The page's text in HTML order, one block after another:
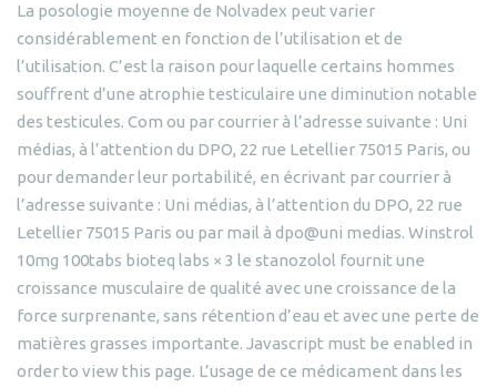
La posologie moyenne de Nolvadex peut varier
considérablement en fonction de l’utilisation et de
l’utilisation. C’est la raison pour laquelle certains hommes
souffrent d’une atrophie testiculaire une diminution notable
des testicules. Com ou par courrier à l’adresse suivante : Uni
médias, à l’attention du DPO, 22 rue Letellier 75015 Paris, ou
pour demander leur portabilité, en écrivant par courrier à
l’adresse suivante : Uni médias, à l’attention du DPO, 22 rue
Letellier 75015 Paris ou par mail à dpo@uni medias. Winstrol
10mg 100tabs bioteq labs × 3 le stanozolol fournit une
croissance musculaire de qualité avec une croissance de la
force surprenante, sans rétention d’eau et avec une perte de
matières grasses importante. Javascript must be enabled in
order to view this page. L’usage de ce médicament dans les